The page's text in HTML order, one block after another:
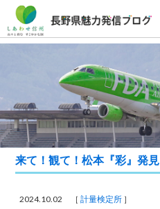
来て！観て！松本『彩』発見
2024.10.02 ［計量検定所 ］